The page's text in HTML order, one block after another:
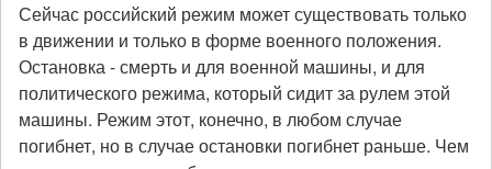
Сейчас российский режим может существовать только
в движении и только в форме военного положения.
Остановка - смерть и для военной машины, и для
политического режима, который сидит за рулем этой
машины. Режим этот, конечно, в любом случае
погибнет, но в случае остановки погибнет раньше. Чем